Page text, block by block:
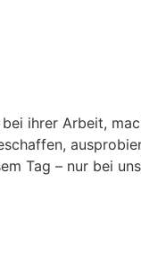
ihrer Arbeit,
Tag – nur bei